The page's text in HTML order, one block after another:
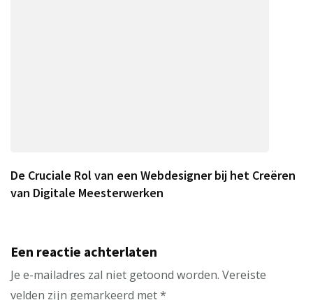
De Cruciale Rol van een Webdesigner bij het Creëren
van Digitale Meesterwerken
Een reactie achterlaten
Je e-mailadres zal niet getoond worden. Vereiste
velden zijn gemarkeerd met*